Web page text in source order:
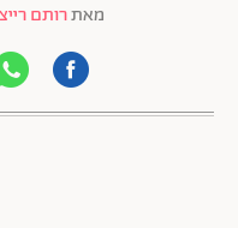
מאתרותם